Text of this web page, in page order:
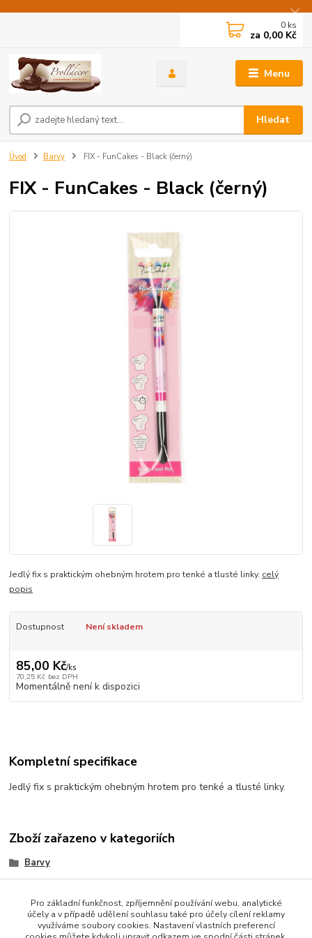
Menu
Hledat
0 ks
za 0,00 Kč
Úvod Barvy FIX - FunCakes - Black (černý)
FIX - FunCakes - Black (černý)
Jedlý fix s praktickým ohebným hrotem pro tenké a tlusté linky. celý
popis
Dostupnost Není skladem
85,00 Kč/ks
70,25 Kč bez DPH
Momentálně není k dispozici
Kompletní specifikace
Jedlý fix s praktickým ohebným hrotem pro tenké a tlusté linky.
Zboží zařazeno v kategoriích
Barvy
Pro základní funkčnost, zpříjemnění používání webu, analytické
účely a v případě udělení souhlasu také pro účely cílení reklamy
využíváme soubory cookies. Nastavení vlastních preferencí